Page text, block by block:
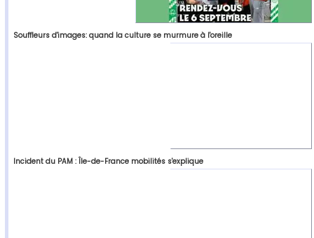
Souffleurs d'images: quand la culture se murmure à l'oreille
Incident du PAM : Île-de-France mobilités s'explique